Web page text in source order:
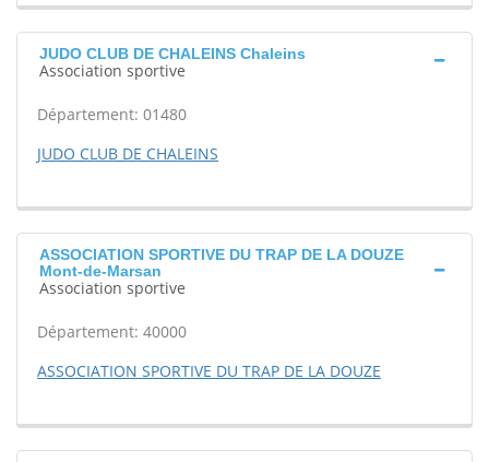
JUDO CLUB DE CHALEINS Chaleins
Association sportive
Département: 01480
JUDO CLUB DE CHALEINS
ASSOCIATION SPORTIVE DU TRAP DE LA DOUZE
Mont-de-Marsan
Association sportive
Département: 40000
ASSOCIATION SPORTIVE DU TRAP DE LA DOUZE